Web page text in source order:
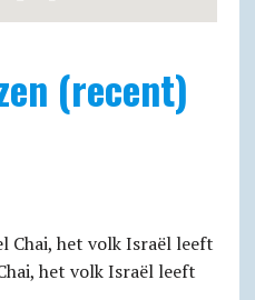
(recent)
het volk Israël leeft